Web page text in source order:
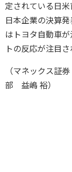
定されている日
日本企業の決算
はトヨタ自動車
トの反応が注目さ
（マネックス証
部 益嶋 裕）